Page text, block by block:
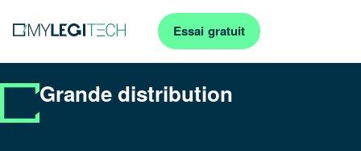
Essai gratuit
Grande distribution